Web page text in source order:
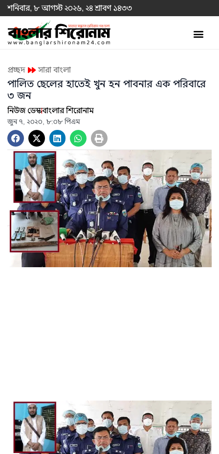
শনিবার, ৮ আগস্ট ২০২৬, ২৪ শ্রাবণ ১৪৩৩
প্রচ্ছদ সারা বাংলা
পালিত ছেলের হাতেই খুন হন পাবনার এক পরিবারে
৩ জন
নিউজ ডেস্কবাংলার শিরোনাম
জুন ৭, ২০২০, ৮:০৮ পিএম